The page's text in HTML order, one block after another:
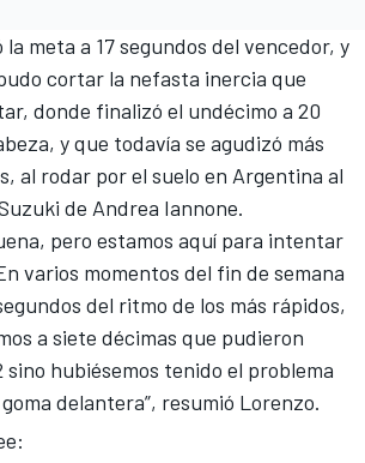
meta a 17 segundos del vencedor, y
cortar la nefasta inercia que
donde finalizó el undécimo a 20
y que todavía se agudizó más
al rodar por el suelo en Argentina al
de Andrea Iannone.
pero estamos aquí para intentar
varios momentos del fin de semana
del ritmo de los más rápidos,
a siete décimas que pudieron
sino hubiésemos tenido el problema
delantera”, resumió Lorenzo.